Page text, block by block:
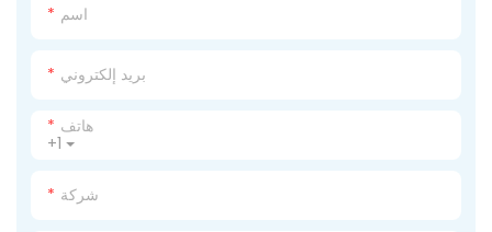
اسم
بريد إلكتروني
+1
هاتف
شركة